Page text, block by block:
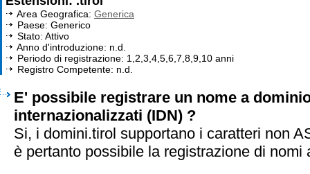
Area Geografica: Generica
Paese: Generico
Stato: Attivo
Anno d'introduzione: n.d.
Periodo di registrazione: 1,2,3,4,5,6,7,8,9,10 anni
Registro Competente: n.d.
E' possibile registrare un nome a
internazionalizzati (IDN) ?
Si, i domini.tirol supportano i caratteri non
è pertanto possibile la registrazione di nomi